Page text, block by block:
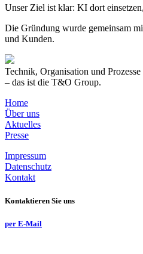
Unser Ziel ist klar: KI dort
Die Gründung wurde gemeinsam
und Kunden.
Technik, Organisation und
– das ist die T&O Group.
Home
Über uns
Aktuelles
Presse
Impressum
Datenschutz
Kontakt
Kontaktieren Sie uns
per E-Mail